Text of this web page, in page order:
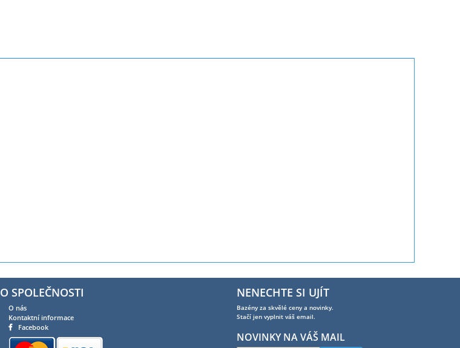
O SPOLEČNOSTI
O nás
Kontaktní informace
Facebook
NENECHTE SI UJÍT
Bazény za skvělé ceny a novinky.
Stačí jen vyplnit váš email.
NOVINKY NA VÁŠ MAIL